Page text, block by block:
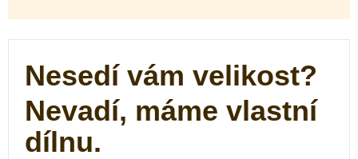
Nesedí vám velikost?
Nevadí, máme vlastní
dílnu.